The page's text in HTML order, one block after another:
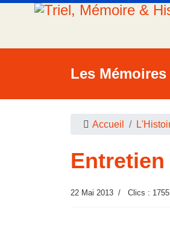
Les
Accueil
22 Mai 2013 Clics : 1755